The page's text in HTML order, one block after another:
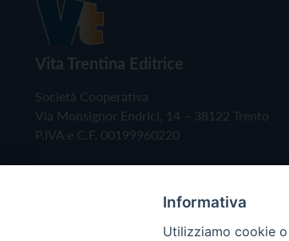
Vita Trentina Editrice
Società Cooperativa
Via Monsignor Endrici, 14 – 38122 Trento
P.IVA e C.F. 00199960220
Informativa
Utilizziamo cookie